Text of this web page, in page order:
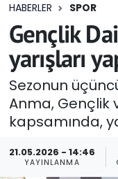
HABERLER SPOR
Gençlik
yarışları
Sezonun
Anma, Gençlik
kapsamında,
21.05.2026 - 14:46
YAYINLANMA
Eğitim
Ekonomi
Foto Galeri
GEZİ
Güncel
Tüm
Son Dakika
Haber Arşivi